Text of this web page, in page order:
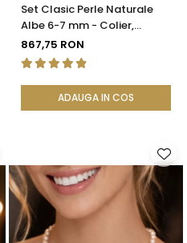
Set Clasic Perle Naturale
Albe 6-7 mm - Colier,
Brățară și Cercei, Argint 925
| KASKADDA®
867,75 RON
ADAUGA IN COS